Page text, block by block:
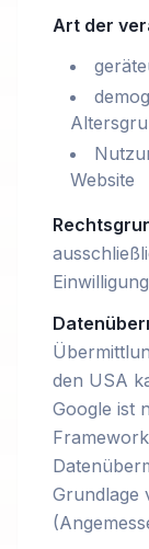
Art der
Website
den USA
Google ist
Grundlage